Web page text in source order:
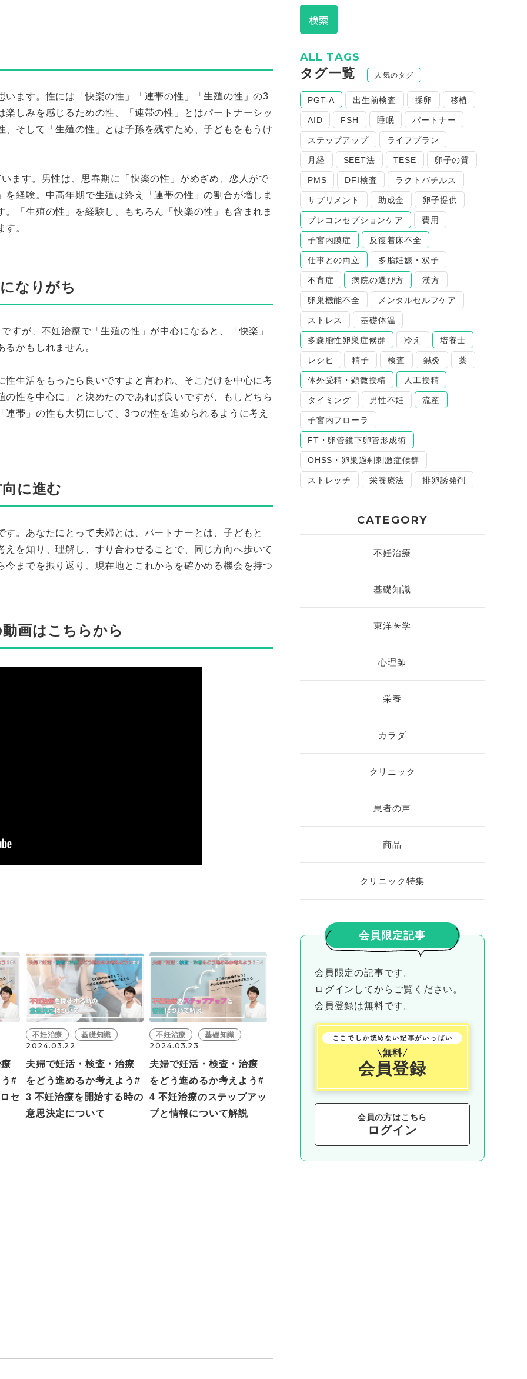
ます。性には「快楽の性」「連帯の性」「生殖の性」の3
しみを感じるための性、「連帯の性」とはパートナーシッ
そして「生殖の性」とは子孫を残すため、子どもをもうけ
ます。男性は、思春期に「快楽の性」がめざめ、恋人がで
経験。中高年期で生殖は終え「連帯の性」の割合が増しま
「生殖の性」を経験し、もちろん「快楽の性」も含まれま
。
なりがち
すが、不妊治療で「生殖の性」が中心になると、「快楽」
かもしれません。
生活をもったら良いですよと言われ、そこだけを中心に考
性を中心に」と決めたのであれば良いですが、もしどちら
帯」の性も大切にして、3つの性を進められるように考え
に進む
。あなたにとって夫婦とは、パートナーとは、子どもと
を知り、理解し、すり合わせることで、同じ方向へ歩いて
までを振り返り、現在地とこれからを確かめる機会を持つ
画はこちらから
#
セ
不妊治療 基礎知識
2024.03.22
夫婦で妊活・検査・治療
をどう進めるか考えよう#
3 不妊治療を開始する時の
意思決定について
不妊治療 基礎知識
2024.03.23
夫婦で妊活・検査・治療
をどう進めるか考えよう#
4 不妊治療のステップアッ
プと情報について解説
検索
ALL TAGS
タグ一覧 人気のタグ
PGT-A 出生前検査 採卵 移植
AID FSH 睡眠 パートナー
ステップアップ ライフプラン
月経 SEET法 TESE 卵子の質
PMS DFI検査 ラクトバチルス
サプリメント 助成金 卵子提供
プレコンセプションケア 費用
子宮内膜症 反復着床不全
仕事との両立 多胎妊娠・双子
不育症 病院の選び方 漢方
卵巣機能不全 メンタルセルフケア
ストレス 基礎体温
多嚢胞性卵巣症候群 冷え 培養士
レシピ 精子 検査 鍼灸 薬
体外受精・顕微授精 人工授精
タイミング 男性不妊 流産
子宮内フローラ
FT・卵管鏡下卵管形成術
OHSS・卵巣過剰刺激症候群
ストレッチ 栄養療法 排卵誘発剤
CATEGORY
不妊治療
基礎知識
東洋医学
心理師
栄養
カラダ
クリニック
患者の声
商品
クリニック特集
会員限定記事
会員限定の記事です。
ログインしてからご覧ください。
会員登録は無料です。
ここでしか読めない記事がいっぱい
無料
会員登録
会員の⽅はこちら
ログイン